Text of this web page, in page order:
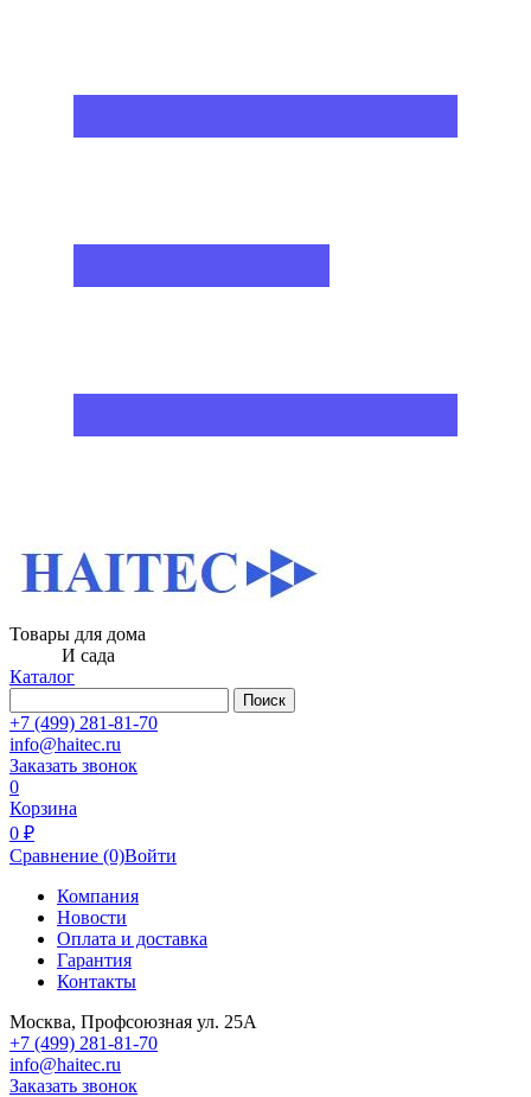
Товары для дома
И сада
Каталог
Поиск
+7 (499) 281-81-70
info@haitec.ru
Заказать звонок
0
Корзина
0 ₽
Сравнение (0)Войти
Компания
Новости
Оплата и доставка
Гарантия
Контакты
Москва, Профсоюзная ул. 25А
+7 (499) 281-81-70
info@haitec.ru
Заказать звонок